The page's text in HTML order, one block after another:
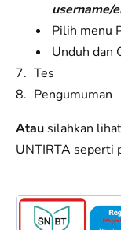
username/
Pilih menu
Unduh dan
Tes
Pengumuman
Atau silahkan
UNTIRTA seperti